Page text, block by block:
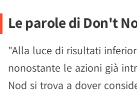
Le parole di Don't
"Alla luce di risultati
nonostante le azioni già
Nod si trova a dover